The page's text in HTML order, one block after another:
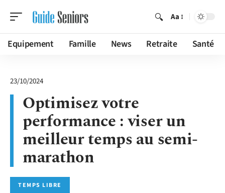
Aa
Equipement Famille News Retraite Santé
23/10/2024
Optimisez votre
performance : viser un
meilleur temps au semi-
marathon
TEMPS LIBRE